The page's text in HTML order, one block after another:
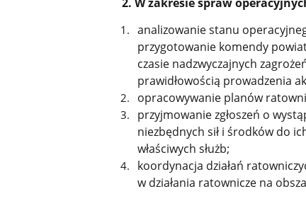
analizowanie stanu
przygotowanie komendy
czasie nadzwyczajnych
prawidłowością prowadzenia
opracowywanie planów
przyjmowanie zgłoszeń o
niezbędnych sił i środków do
właściwych służb;
koordynacja działań
w działania ratownicze na